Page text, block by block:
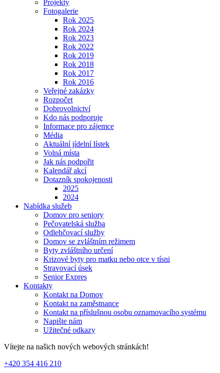
Projekty
Fotogalerie
Rok 2025
Rok 2024
Rok 2023
Rok 2022
Rok 2019
Rok 2018
Rok 2017
Rok 2016
Veřejné zakázky
Rozpočet
Dobrovolnictví
Kdo nás podporuje
Informace pro zájemce
Média
Aktuální jídelní lístek
Volná místa
Jak nás podpořit
Kalendář akcí
Dotazník spokojenosti
2025
2024
Nabídka služeb
Domov pro seniory
Pečovatelská služba
Odlehčovací služby
Domov se zvláštním režimem
Byty zvláštního určení
Krizové byty pro matku nebo otce v tísni
Stravovací úsek
Senior Expres
Kontakty
Kontakt na Domov
Kontakt na zaměstnance
Kontakt na příslušnou osobu oznamovacího systému
Napište nám
Užitečné odkazy
Vítejte na našich nových webových stránkách!
+420 354 416 210